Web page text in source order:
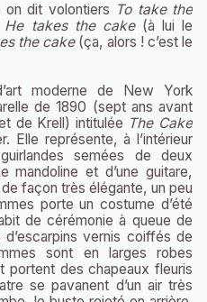
on dit volontiers To take the
He takes the cake(à lui le
the cake(ça, alors ! c’est le
moderne de New York
de 1890 (sept ans avant
de Krell) intitulée The Cake
Elle représente, à l’intérieur
semées de deux
mandoline et d’une guitare,
façon très élégante, un peu
porte un costume d’été
de cérémonie à queue de
vernis coiffés de
sont en larges robes
portent des chapeaux fleuris
se pavanent d’un air très